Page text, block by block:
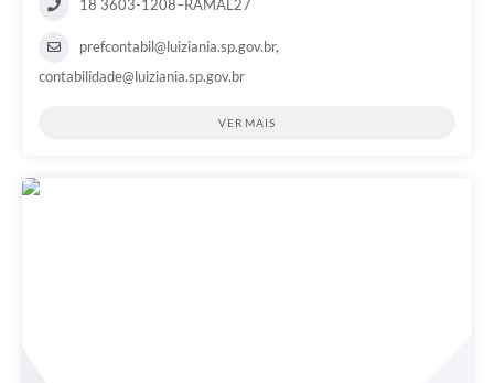
18 3603-1208–RAMAL27
prefcontabil@luiziania.sp.gov.br,
contabilidade@luiziania.sp.gov.br
VER MAIS